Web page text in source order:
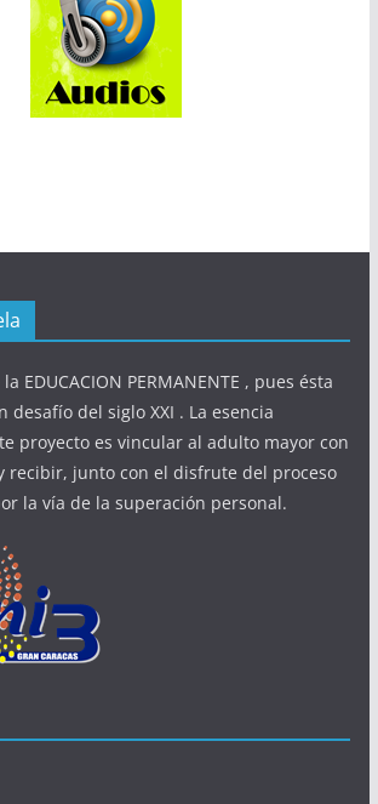
EDUCACION PERMANENTE , pues ésta
desafío del siglo XXI . La esencia
proyecto es vincular al adulto mayor con
recibir, junto con el disfrute del proceso
la vía de la superación personal.